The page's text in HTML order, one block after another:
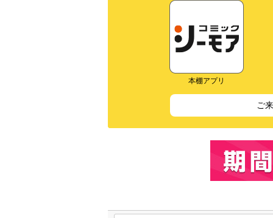
本棚アプリ
ご